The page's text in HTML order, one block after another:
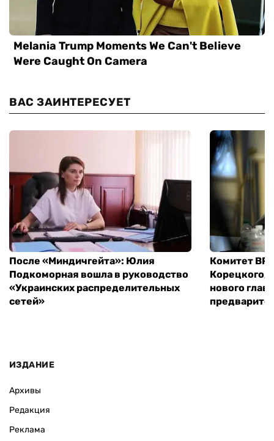
ВАС ЗАИНТЕРЕСУЕТ
После «Миндичгейта»: Юлия
Подкоморная вошла в руководство
«Украинских распределительных
сетей»
Комитет ВР
Корецкого,
нового
ИЗДАНИЕ
Архивы
Редакция
Реклама